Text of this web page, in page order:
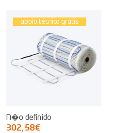
apoio técnico grátis
N�o definido
302,58€